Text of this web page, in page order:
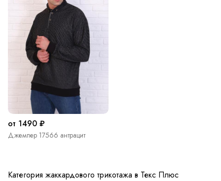
от 1490 ₽
Джемпер 17566 антрацит
Категория жаккардового трикотажа в Текс Плюс